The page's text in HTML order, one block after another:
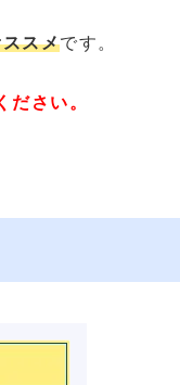
スメです。
さい。